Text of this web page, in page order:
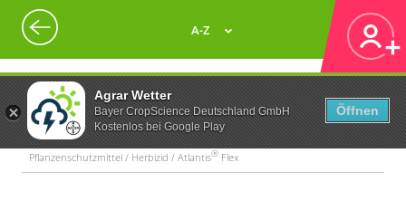
Agrar Wetter
Bayer CropScience Deutschland GmbH
Kostenlos bei Google Play
Öffnen
A-Z
Pflanzenschutzmittel / Herbizid / Atlantis® Flex